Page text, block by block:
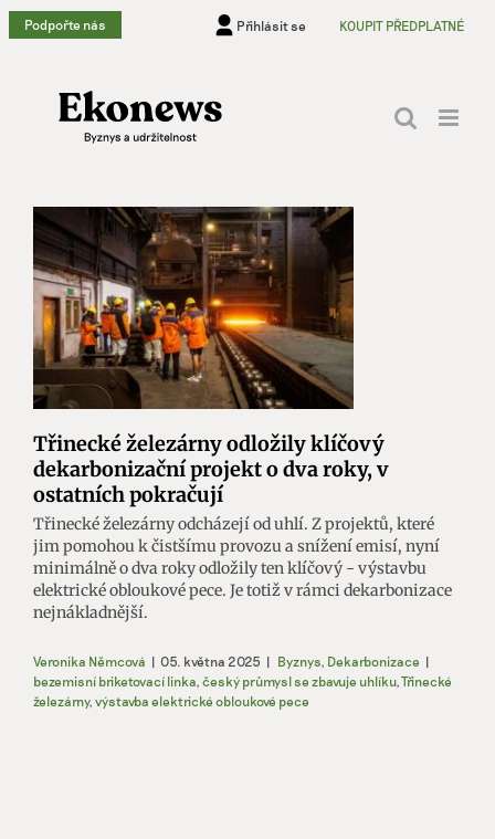
Přeskočit
na
Podpořte nás Přihlásit se KOUPIT PŘEDPLATNÉ
Třinecké železárny odložily klíčový
dekarbonizační projekt o dva roky, v
ostatních pokračují
Třinecké železárny odcházejí od uhlí. Z projektů, které
jim pomohou k čistšímu provozu a snížení emisí, nyní
minimálně o dva roky odložily ten klíčový - výstavbu
elektrické obloukové pece. Je totiž v rámci dekarbonizace
nejnákladnější.
Veronika Němcová | 05. května 2025 | Byznys, Dekarbonizace |
bezemisní briketovací linka, český průmysl se zbavuje uhlíku,Třinecké
železárny, výstavba elektrické obloukové pece